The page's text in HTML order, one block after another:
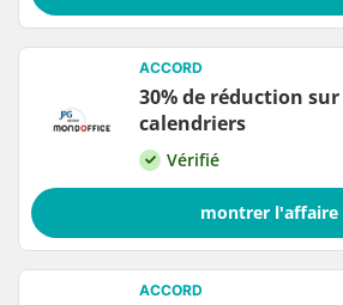
ACCORD
30% de réduction
calendriers
Vérifié
montrer l'affaire
ACCORD